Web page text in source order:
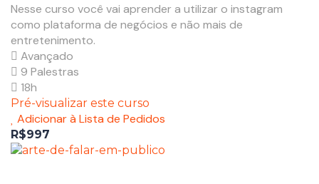
Nesse curso você vai aprender a utilizar o instagram
como plataforma de negócios e não mais de
entretenimento.
Avançado
9 Palestras
18h
Pré-visualizar este curso
Adicionar à Lista de Pedidos
R$997